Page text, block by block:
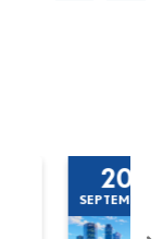
20
SEPTEMBER